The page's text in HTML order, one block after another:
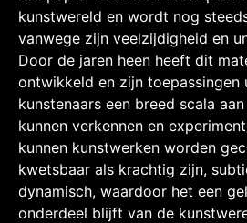
kunstwereld en wordt nog
vanwege zijn veelzijdigheid en
Door de jaren heen heeft dit
ontwikkeld en zijn
kunstenaars een breed scala
kunnen verkennen en
kunnen kunstwerken worden
kwetsbaar als krachtig zijn,
dynamisch, waardoor het een
onderdeel blijft van de